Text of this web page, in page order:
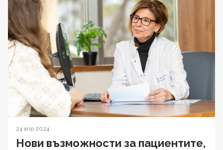
24 апр 2024
Нови възможности за пациентите,